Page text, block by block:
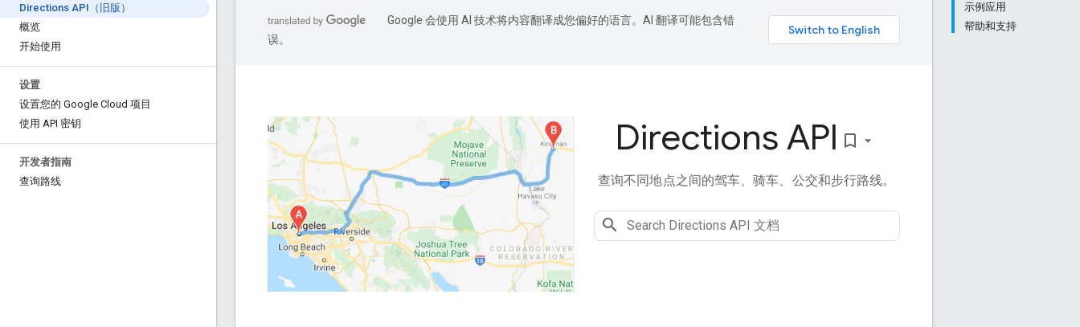
Directions API（旧版）
概览
开始使用
设置
设置您的 Google Cloud 项目
使用 API 密钥
开发者指南
查询路线
示例应用
帮助和支持
Google 会使用 AI 技术将内容翻译成您偏好的语言。AI 翻译可能包含错
误。
Directions API bookmark_border
查询不同地点之间的驾车、骑车、公交和步行路线。